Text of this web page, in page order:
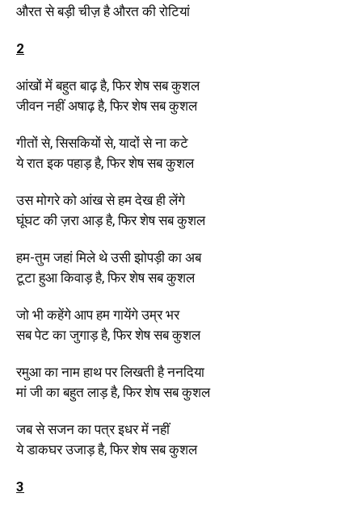
औरत से बड़ी चीज़ है औरत की रोटियां
2
आंखों में बहुत बाढ़ है, फिर शेष सब कुशल
जीवन नहीं अषाढ़ है, फिर शेष सब कुशल
गीतों से, सिसकियों से, यादों से ना कटे
ये रात इक पहाड़ है, फिर शेष सब कुशल
उस मोगरे को आंख से हम देख ही लेंगे
घूंघट की ज़रा आड़ है, फिर शेष सब कुशल
हम-तुम जहां मिले थे उसी झोपड़ी का अब
टूटा हुआ किवाड़ है, फिर शेष सब कुशल
जो भी कहेंगे आप हम गायेंगे उम्र भर
सब पेट का जुगाड़ है, फिर शेष सब कुशल
रमुआ का नाम हाथ पर लिखती है ननदिया
मां जी का बहुत लाड़ है, फिर शेष सब कुशल
जब से सजन का पत्र इधर में नहीं
ये डाकघर उजाड़ है, फिर शेष सब कुशल
3